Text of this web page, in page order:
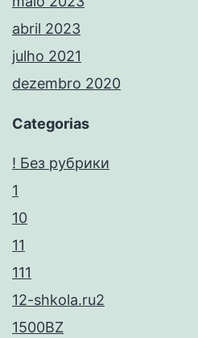
abril 2023
julho 2021
dezembro 2020
Categorias
! Без рубрики
1
10
11
111
12-shkola.ru2
1500BZ